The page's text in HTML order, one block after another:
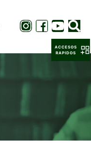
ACCESOS
RAPIDOS